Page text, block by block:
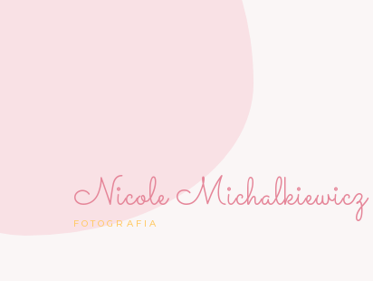
Nicole Michalkiewicz
FOTOGRAFIA